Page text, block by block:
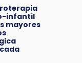
infantil
mayores